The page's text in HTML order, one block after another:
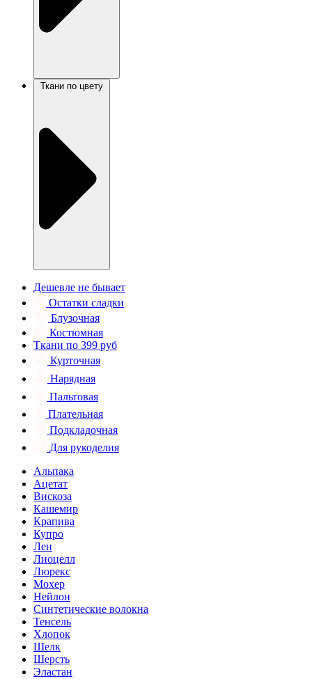
Дешевле не бывает
Остатки сладки
Блузочная
Костюмная
Ткани по 399 руб
Курточная
Нарядная
Пальтовая
Плательная
Подкладочная
Для рукоделия
Альпака
Ацетат
Вискоза
Кашемир
Крапива
Купро
Лен
Лиоцелл
Люрекс
Мохер
Нейлон
Синтетические волокна
Тенсель
Хлопок
Шелк
Шерсть
Эластан